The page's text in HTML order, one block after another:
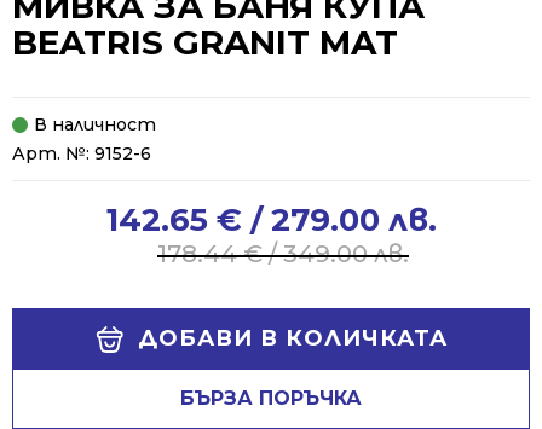
BEATRIS GRANIT MAT
В наличност
Арт. №: 9152-6
178.44€/ 349.00 лв.
178.44 €
142.65 € / 279.00 лв.
142.65 €
ДОБАВИ В КОЛИЧКАТА
БЪРЗА ПОРЪЧКА